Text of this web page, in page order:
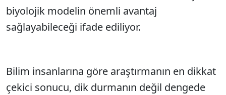
biyolojik modelin önemli avantaj
sağlayabileceği ifade ediliyor.
Bilim insanlarına göre araştırmanın en dikkat
çekici sonucu, dik durmanın değil dengede